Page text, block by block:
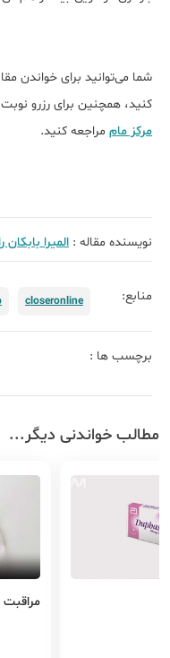
شما می‌توانید برای خواندن
کنید، همچنین برای رزرو
مرکز مام مراجعه کنید.
نویسنده مقاله : الميرا بابكان
منابع: closeronline
برچسب ها :
مطالب خواندنی دیگر...
مراقبت